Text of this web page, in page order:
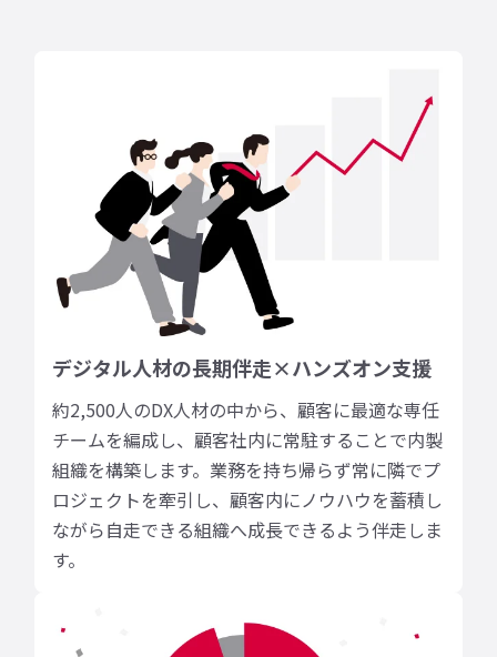
デジタル人材の長期伴走×ハンズオン支援
約2,500人のDX人材の中から、顧客に最適な専任
チームを編成し、顧客社内に常駐することで内製
組織を構築します。業務を持ち帰らず常に隣でプ
ロジェクトを牽引し、顧客内にノウハウを蓄積し
ながら自走できる組織へ成長できるよう伴走しま
す。